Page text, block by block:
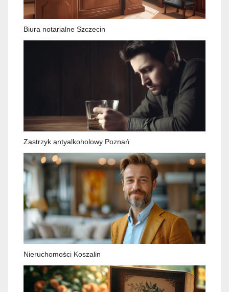
Biura notarialne Szczecin
Zastrzyk antyalkoholowy Poznań
Nieruchomości Koszalin